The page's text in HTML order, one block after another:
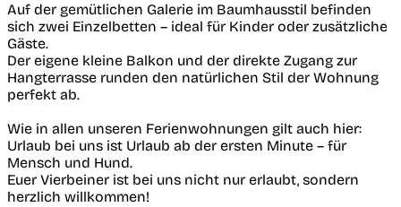
Auf der gemütlichen Galerie im Baumhausstil befinden
sich zwei Einzelbetten – ideal für Kinder oder zusätzliche
Gäste.
Der eigene kleine Balkon und der direkte Zugang zur
Hangterrasse runden den natürlichen Stil der Wohnung
perfekt ab.
Wie in allen unseren Ferienwohnungen gilt auch hier:
Urlaub bei uns ist Urlaub ab der ersten Minute – für
Mensch und Hund.
Euer Vierbeiner ist bei uns nicht nur erlaubt, sondern
herzlich willkommen!